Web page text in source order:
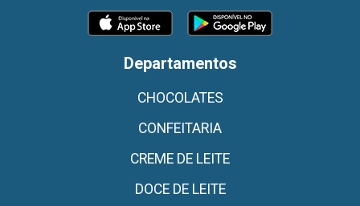
Departamentos
CHOCOLATES
CONFEITARIA
CREME DE LEITE
DOCE DE LEITE